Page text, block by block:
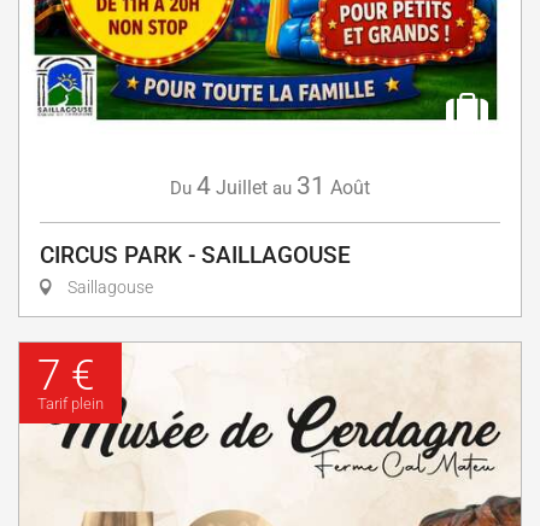
Du 4 Juillet au 31 Août
CIRCUS PARK - SAILLAGOUSE
Saillagouse
7 €
Tarif plein